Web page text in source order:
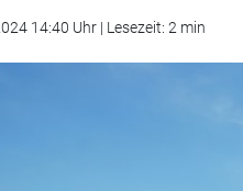
14:40 Uhr | Lesezeit: 2 min